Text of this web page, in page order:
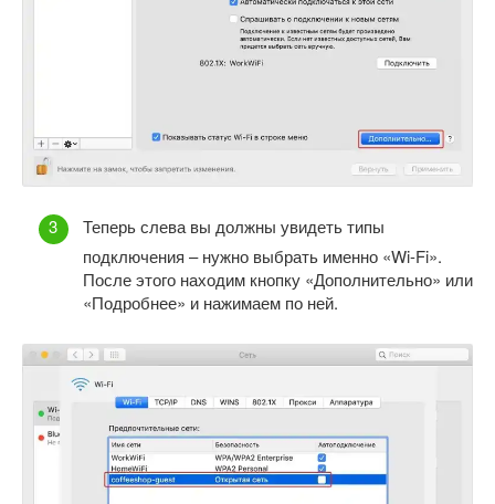
Теперь слева вы должны увидеть типы
подключения – нужно выбрать именно «Wi-Fi».
После этого находим кнопку «Дополнительно» или
«Подробнее» и нажимаем по ней.